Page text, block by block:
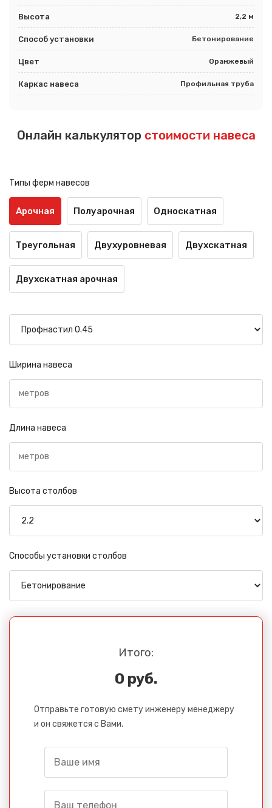
Высота 2,2 м
Способ установки Бетонирование
Цвет Оранжевый
Каркас навеса Профильная труба
Онлайн калькулятор стоимости навеса
Типы ферм навесов
Арочная Полуарочная Односкатная
Треугольная Двухуровневая Двухскатная
Двухскатная арочная
Ширина навеса
Длина навеса
Высота столбов
Способы установки столбов
Итого:
0 руб.
Отправьте готовую смету инженеру менеджеру
и он свяжется с Вами.